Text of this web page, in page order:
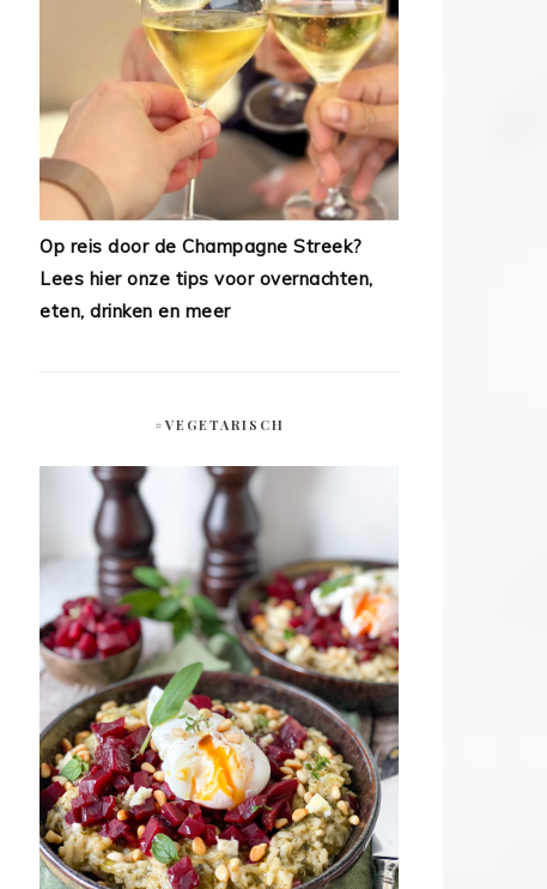
Op reis door de Champagne Streek?
Lees hier onze tips voor overnachten,
eten, drinken en meer
#VEGETARISCH